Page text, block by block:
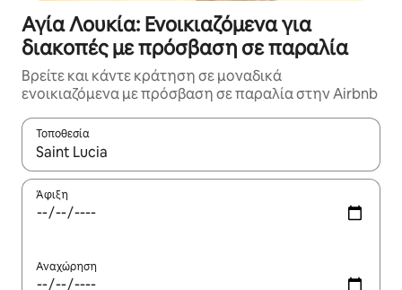
Αγία Λουκία: Ενοικιαζόμενα για
διακοπές με πρόσβαση σε παραλία
Βρείτε και κάντε κράτηση σε μοναδικά
ενοικιαζόμενα με πρόσβαση σε παραλία στην Airbnb
Τοποθεσία
Όταν τα αποτελέσματα είναι διαθέσιμα, μπορείτε να
Άφιξη
Αναχώρηση